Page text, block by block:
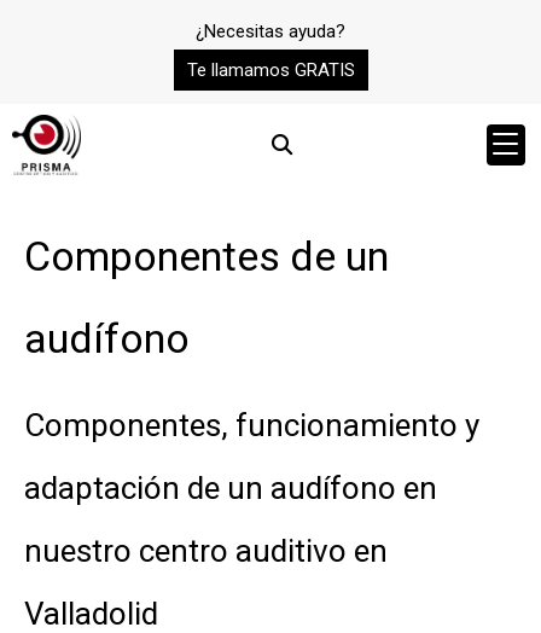
¿Necesitas ayuda?
Te llamamos GRATIS
Componentes de un
audífono
Componentes, funcionamiento y
adaptación de un audífono en
nuestro centro auditivo en
Valladolid